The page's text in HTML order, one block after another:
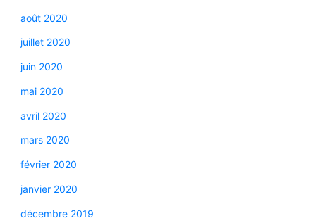
août 2020
juillet 2020
juin 2020
mai 2020
avril 2020
mars 2020
février 2020
janvier 2020
décembre 2019